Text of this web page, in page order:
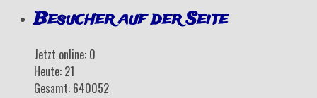
Besucher auf der Seite
Jetzt online: 0
Heute: 21
Gesamt: 640052